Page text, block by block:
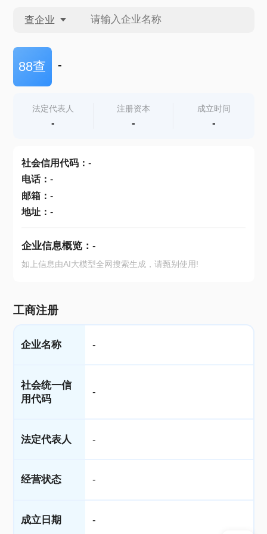
查企业
查企业
查产地
88查 -
法定代表人
-
注册资本
-
成立时间
-
社会信用代码： -
电话： -
邮箱： -
地址： -
企业信息概览： -
如上信息由AI大模型全网搜索生成，请甄别使用!
工商注册
企业名称 -
社会统一信
用代码
-
法定代表人 -
经营状态 -
成立日期 -